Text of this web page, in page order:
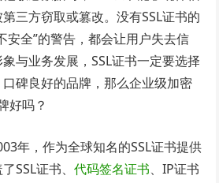
三方窃取或篡改。没有SSL证书的
安全”的警告，都会让用户失去信
与业务发展，SSL证书一定要选择
碑良好的品牌，那么企业级加密
好吗？
年，作为全球知名的SSL证书提供
SSL证书、代码签名证书、IP证书